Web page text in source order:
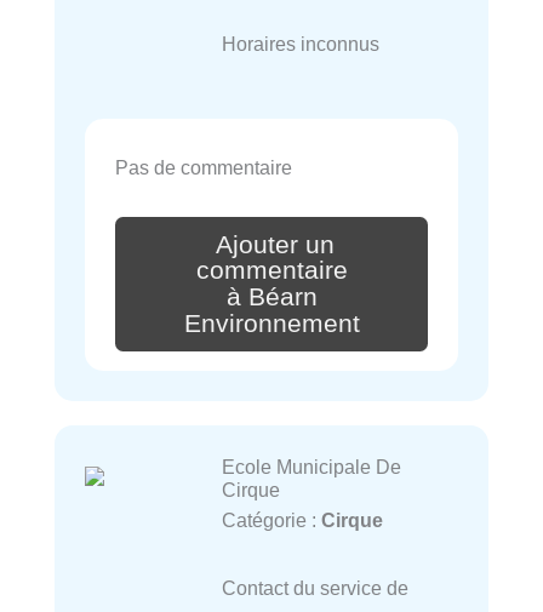
Horaires inconnus
Pas de commentaire
Ajouter un
commentaire
à Béarn
Environnement
Ecole Municipale De
Cirque
Catégorie : Cirque
Contact du service de